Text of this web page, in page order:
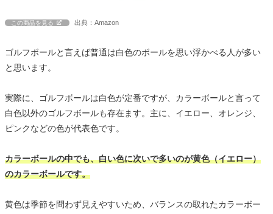
この商品を見る 出典：Amazon
ゴルフボールと言えば普通は白色のボールを思い浮かべる人が多い
と思います。
実際に、ゴルフボールは白色が定番ですが、カラーボールと言って
白色以外のゴルフボールも存在ます。主に、イエロー、オレンジ、
ピンクなどの色が代表色です。
カラーボールの中でも、白い色に次いで多いのが黄色（イエロー）
のカラーボールです。
黄色は季節を問わず見えやすいため、バランスの取れたカラーボー